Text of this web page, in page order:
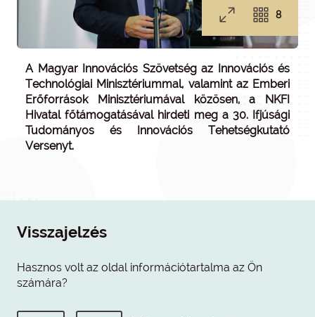
8
A Magyar Innovációs Szövetség az Innovációs és
Technológiai Minisztériummal, valamint az Emberi
Erőforrások Minisztériumával közösen, a NKFI
Hivatal főtámogatásával hirdeti meg a 30. Ifjúsági
Tudományos és Innovációs Tehetségkutató
Versenyt.
Visszajelzés
Hasznos volt az oldal információtartalma az Ön
számára?